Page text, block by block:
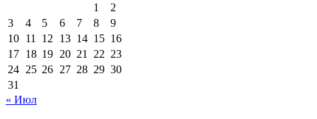
1
2
3
4 5 6 7 8
9
10 11 12 13 14 15 16
17 18 19 20 21 22 23
24 25 26 27 28 29 30
31
« Июл